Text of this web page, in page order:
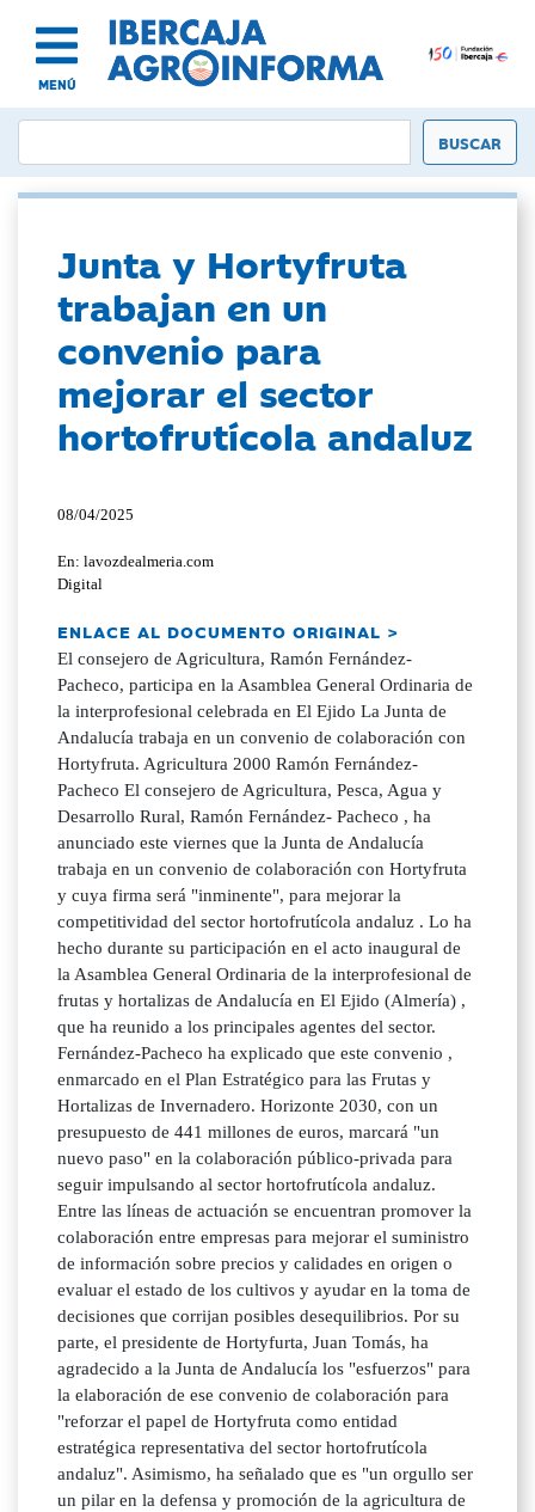
MENÚ
Junta y Hortyfruta
trabajan en un
convenio para
mejorar el sector
hortofrutícola andaluz
08/04/2025
En: lavozdealmeria.com
Digital
ENLACE AL DOCUMENTO ORIGINAL >
El consejero de Agricultura, Ramón Fernández-
Pacheco, participa en la Asamblea General Ordinaria de
la interprofesional celebrada en El Ejido La Junta de
Andalucía trabaja en un convenio de colaboración con
Hortyfruta. Agricultura 2000 Ramón Fernández-
Pacheco El consejero de Agricultura, Pesca, Agua y
Desarrollo Rural, Ramón Fernández- Pacheco , ha
anunciado este viernes que la Junta de Andalucía
trabaja en un convenio de colaboración con Hortyfruta
y cuya firma será "inminente", para mejorar la
competitividad del sector hortofrutícola andaluz . Lo ha
hecho durante su participación en el acto inaugural de
la Asamblea General Ordinaria de la interprofesional de
frutas y hortalizas de Andalucía en El Ejido (Almería) ,
que ha reunido a los principales agentes del sector.
Fernández-Pacheco ha explicado que este convenio ,
enmarcado en el Plan Estratégico para las Frutas y
Hortalizas de Invernadero. Horizonte 2030, con un
presupuesto de 441 millones de euros, marcará "un
nuevo paso" en la colaboración público-privada para
seguir impulsando al sector hortofrutícola andaluz.
Entre las líneas de actuación se encuentran promover la
colaboración entre empresas para mejorar el suministro
de información sobre precios y calidades en origen o
evaluar el estado de los cultivos y ayudar en la toma de
decisiones que corrijan posibles desequilibrios. Por su
parte, el presidente de Hortyfurta, Juan Tomás, ha
agradecido a la Junta de Andalucía los "esfuerzos" para
la elaboración de ese convenio de colaboración para
"reforzar el papel de Hortyfruta como entidad
estratégica representativa del sector hortofrutícola
andaluz". Asimismo, ha señalado que es "un orgullo ser
un pilar en la defensa y promoción de la agricultura de